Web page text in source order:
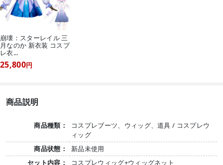
崩壊：スターレイル 三
月なのか 新衣装 コスプ
レ衣...
25,800円
商品説明
商品種類：
コスプレブーツ、ウィッグ、道具 / コスプレウ
ィッグ
商品状態：
新品未使用
セット内容：
コスプレウィッグ+ウィッグネット